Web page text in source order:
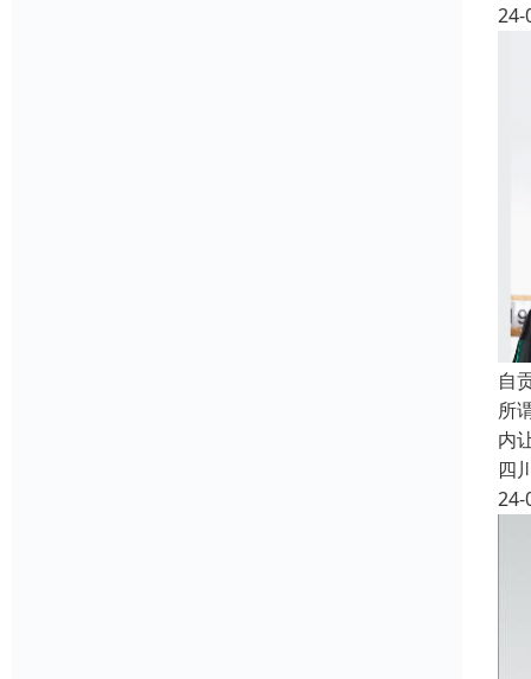
24-
自
所
内
四
24-